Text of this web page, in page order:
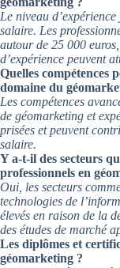
Le niveau
salaire. Les
autour de 25 000
d’expérience peuvent
Quelles compétences
domaine du
Les compétences
de géomarketing et
prisées et peuvent
salaire.
Y a-t-il des secteurs
professionnels en
Oui, les secteurs
technologies de
élevés en raison de la
des études de marché
Les diplômes et
géomarketing ?